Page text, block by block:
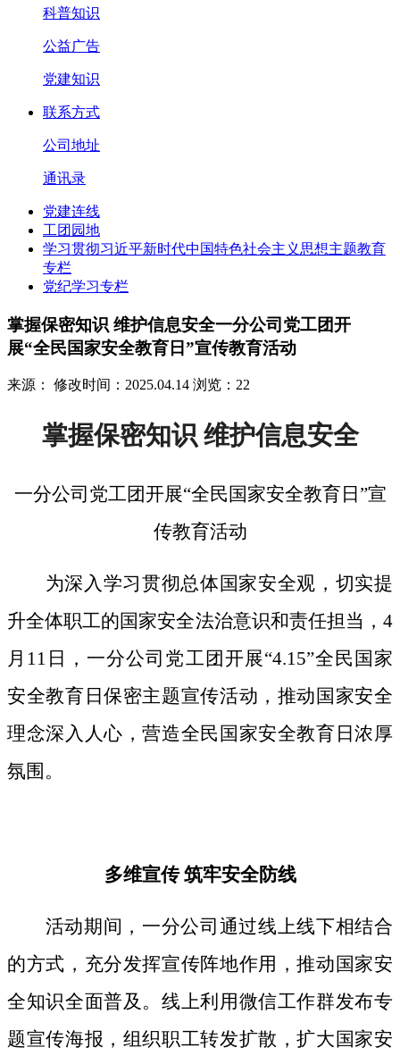
科普知识
公益广告
党建知识
联系方式
公司地址
通讯录
党建连线
工团园地
学习贯彻习近平新时代中国特色社会主义思想主题教育
专栏
党纪学习专栏
掌握保密知识 维护信息安全一分公司党工团开
展“全民国家安全教育日”宣传教育活动
来源： 修改时间：2025.04.14 浏览：22
掌握保密知识 维护信息安全
一分公司党工团开展“全民国家安全教育日”宣
传教育活动
为深入学习贯彻总体国家安全观，切实提
升全体职工的国家安全法治意识和责任担当， 4
月11日，一分公司党工团开展“4.15”全民国家
安全教育日保密主题宣传活动，推动国家安全
理念深入人心，营造全民国家安全教育日浓厚
氛围。
多维宣传筑牢安全防线
活动期间， 一分公司通过线上线下相结合
的方式， 充分发挥宣传阵地作用，推动国家安
全知识全面普及。线上利用微信工作群发布专
题宣传海报，组织职工转发扩散，扩大国家安